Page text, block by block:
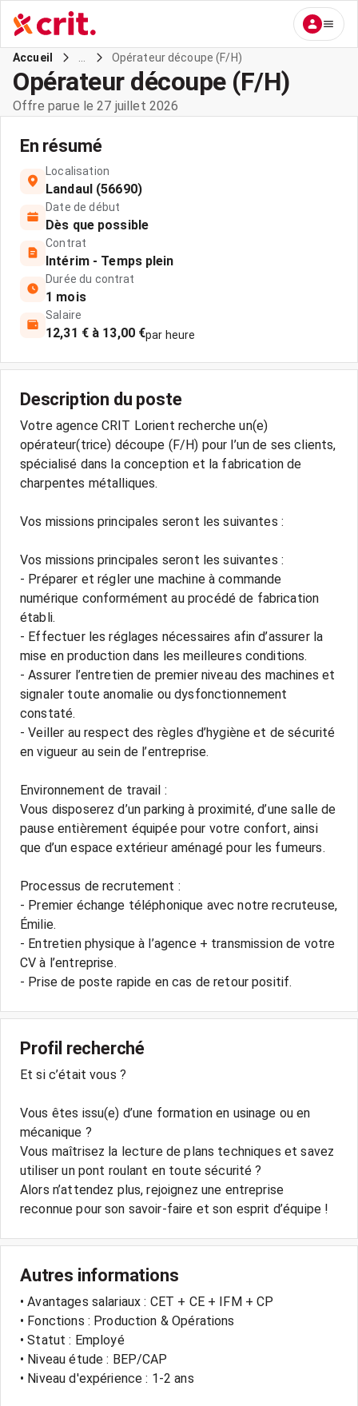
Accueil Opérateur découpe (F/H)
Opérateur découpe (F/H)
Offre parue le 27 juillet 2026
En résumé
Localisation
Landaul (56690)
Date de début
Dès que possible
Contrat
Intérim - Temps plein
Durée du contrat
1 mois
Salaire
12,31 € à 13,00 €par heure
Description du poste
Votre agence CRIT Lorient recherche un(e)
opérateur(trice) découpe (F/H) pour l’un de ses clients,
spécialisé dans la conception et la fabrication de
charpentes métalliques.
Vos missions principales seront les suivantes :
Vos missions principales seront les suivantes :
- Préparer et régler une machine à commande
numérique conformément au procédé de fabrication
établi.
- Effectuer les réglages nécessaires afin d’assurer la
mise en production dans les meilleures conditions.
- Assurer l’entretien de premier niveau des machines et
signaler toute anomalie ou dysfonctionnement
constaté.
- Veiller au respect des règles d’hygiène et de sécurité
en vigueur au sein de l’entreprise.
Environnement de travail :
Vous disposerez d’un parking à proximité, d’une salle de
pause entièrement équipée pour votre confort, ainsi
que d’un espace extérieur aménagé pour les fumeurs.
Processus de recrutement :
- Premier échange téléphonique avec notre recruteuse,
Émilie.
- Entretien physique à l’agence + transmission de votre
CV à l’entreprise.
- Prise de poste rapide en cas de retour positif.
Profil recherché
Et si c’était vous ?
Vous êtes issu(e) d’une formation en usinage ou en
mécanique ?
Vous maîtrisez la lecture de plans techniques et savez
utiliser un pont roulant en toute sécurité ?
Alors n’attendez plus, rejoignez une entreprise
reconnue pour son savoir-faire et son esprit d’équipe !
Autres informations
• Avantages salariaux : CET + CE + IFM + CP
• Fonctions : Production & Opérations
• Statut : Employé
• Niveau étude : BEP/CAP
• Niveau d'expérience : 1-2 ans